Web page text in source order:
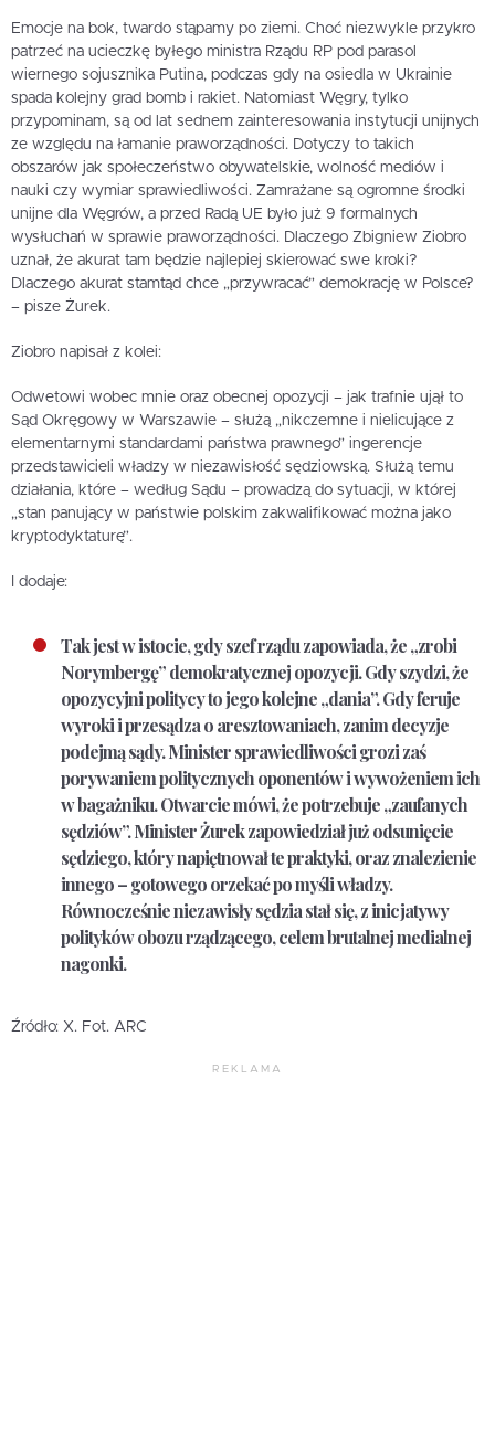
Emocje na bok, twardo stąpamy po ziemi. Choć niezwykle przykro
patrzeć na ucieczkę byłego ministra Rządu RP pod parasol
wiernego sojusznika Putina, podczas gdy na osiedla w Ukrainie
spada kolejny grad bomb i rakiet. Natomiast Węgry, tylko
przypominam, są od lat sednem zainteresowania instytucji unijnych
ze względu na łamanie praworządności. Dotyczy to takich
obszarów jak społeczeństwo obywatelskie, wolność mediów i
nauki czy wymiar sprawiedliwości. Zamrażane są ogromne środki
unijne dla Węgrów, a przed Radą UE było już 9 formalnych
wysłuchań w sprawie praworządności. Dlaczego Zbigniew Ziobro
uznał, że akurat tam będzie najlepiej skierować swe kroki?
Dlaczego akurat stamtąd chce „przywracać” demokrację w Polsce?
– pisze Żurek.
Ziobro napisał z kolei:
Odwetowi wobec mnie oraz obecnej opozycji – jak trafnie ujął to
Sąd Okręgowy w Warszawie – służą „nikczemne i nielicujące z
elementarnymi standardami państwa prawnego” ingerencje
przedstawicieli władzy w niezawisłość sędziowską. Służą temu
działania, które – według Sądu – prowadzą do sytuacji, w której
„stan panujący w państwie polskim zakwalifikować można jako
kryptodyktaturę”.
I dodaje:
Tak jest w istocie, gdy szef rządu zapowiada, że „zrobi
Norymbergę” demokratycznej opozycji. Gdy szydzi, że
opozycyjni politycy to jego kolejne „dania”. Gdy feruje
wyroki i przesądza o aresztowaniach, zanim decyzje
podejmą sądy. Minister sprawiedliwości grozi zaś
porywaniem politycznych oponentów i wywożeniem ich
w bagażniku. Otwarcie mówi, że potrzebuje „zaufanych
sędziów”.Minister Żurek zapowiedział już odsunięcie
sędziego, który napiętnował te praktyki, oraz znalezienie
innego – gotowego orzekać po myśli władzy.
Równocześnie niezawisły sędzia stał się, z inicjatywy
polityków obozu rządzącego, celem brutalnej medialnej
nagonki.
Źródło: X. Fot. ARC
REKLAMA